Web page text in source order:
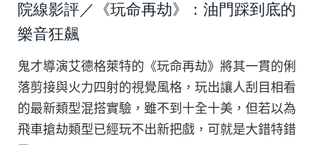
院線影評／《玩命再劫》：油門踩到底的
樂音狂飆
鬼才導演艾德格萊特的《玩命再劫》將其一貫的俐
落剪接與火力四射的視覺風格，玩出讓人刮目相看
的最新類型混搭實驗，雖不到十全十美，但若以為
飛車搶劫類型已經玩不出新把戲，可就是大錯特錯